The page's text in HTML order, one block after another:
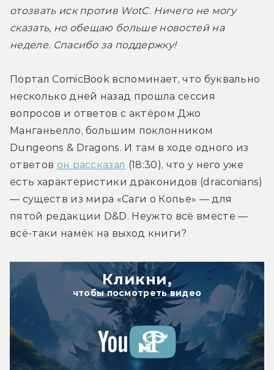
отозвать иск против WotC. Ничего не могу
сказать, но обещаю больше новостей на
неделе. Спасибо за поддержку!
Портал ComicBook вспоминает, что буквально
несколько дней назад прошла сессия
вопросов и ответов с актёром Джо
Манганьелло, большим поклонником
Dungeons & Dragons. И там в ходе одного из
ответов он рассказал (18:30), что у него уже
есть характеристики драконидов (draconians)
— существ из мира «Саги о Копье» — для
пятой редакции D&D. Неужто всё вместе —
всё-таки намёк на выход книги?
Кликни,
чтобы посмотреть видео